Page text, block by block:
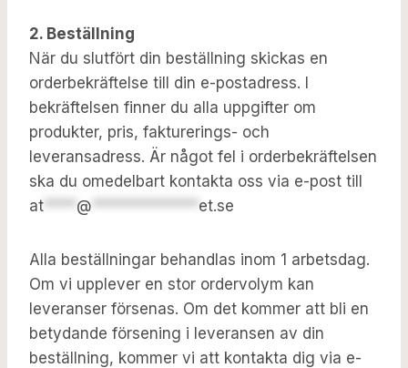
2. Beställning
När du slutfört din beställning skickas en
orderbekräftelse till din e-postadress. I
bekräftelsen finner du alla uppgifter om
produkter, pris, fakturerings- och
leveransadress. Är något fel i orderbekräftelsen
ska du omedelbart kontakta oss via e-post till
at **** @ ************* et.se
Alla beställningar behandlas inom 1 arbetsdag.
Om vi upplever en stor ordervolym kan
leveranser försenas. Om det kommer att bli en
betydande försening i leveransen av din
beställning, kommer vi att kontakta dig via e-